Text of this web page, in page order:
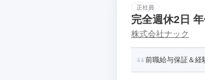
正社員
完全週休2日
株式会社ナック
前職給与保証＆経